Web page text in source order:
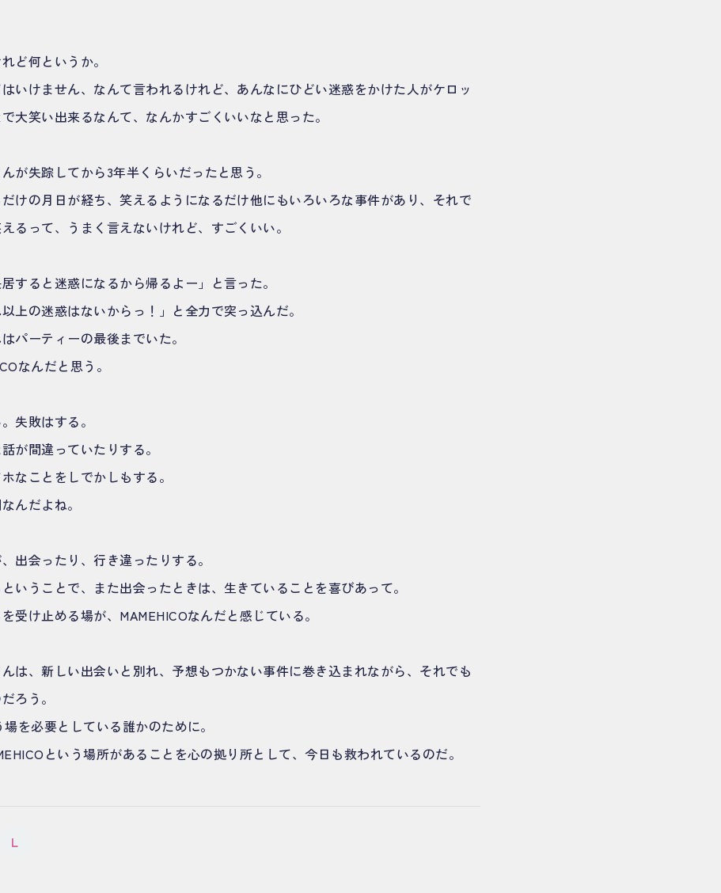
ど何というか。
いけません、なんて言われるけれど、あんなにひどい迷惑をかけた人がケロッ
大笑い出来るなんて、なんかすごくいいなと思った。
が失踪してから3年半くらいだったと思う。
けの月日が経ち、笑えるようになるだけ他にもいろいろな事件があり、それで
るって、うまく言えないけれど、すごくいい。
すると迷惑になるから帰るよー」と言った。
上の迷惑はないからっ！」と全力で突っ込んだ。
パーティーの最後までいた。
なんだと思う。
失敗はする。
が間違っていたりする。
なことをしでかしもする。
んだよね。
出会ったり、行き違ったりする。
いうことで、また出会ったときは、生きていることを喜びあって。
受け止める場が、MAMEHICOなんだと感じている。
は、新しい出会いと別れ、予想もつかない事件に巻き込まれながら、それでも
ろう。
を必要としている誰かのために。
という場所があることを心の拠り所として、今日も救われているのだ。
L